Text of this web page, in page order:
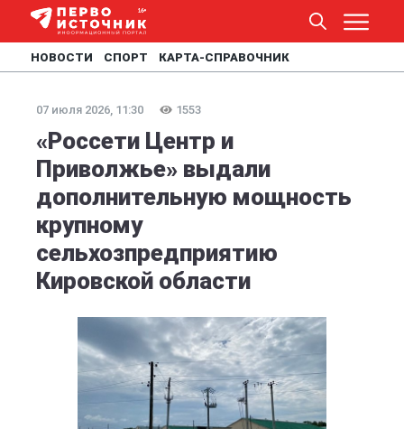
НОВОСТИ СПОРТ КАРТА-СПРАВОЧНИК
07 июля 2026, 11:30 1553
«Россети Центр и
Приволжье» выдали
дополнительную мощность
крупному
сельхозпредприятию
Кировской области